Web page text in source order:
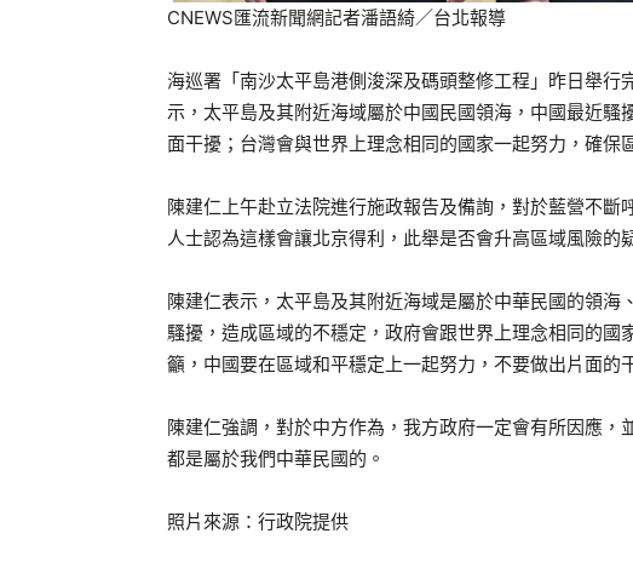
CNEWS匯流新聞網記者潘語綺／台北報導
海巡署「南沙太平島港側浚深及碼頭整修工程」昨日舉行
示，太平島及其附近海域屬於中國民國領海，中國最近騷
面干擾；台灣會與世界上理念相同的國家一起努力，確保
陳建仁上午赴立法院進行施政報告及備詢，對於藍營不
人士認為這樣會讓北京得利，此舉是否會升高區域風險的
陳建仁表示，太平島及其附近海域是屬於中華民國的領
騷擾，造成區域的不穩定，政府會跟世界上理念相同的
籲，中國要在區域和平穩定上一起努力，不要做出片面的
陳建仁強調，對於中方作為，我方政府一定會有所因應，
都是屬於我們中華民國的。
照片來源：行政院提供